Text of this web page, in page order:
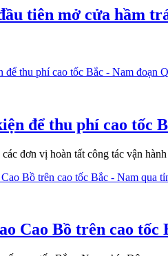
tiên mở cửa hầm
để thu phí cao tốc
đơn vị hoàn tất công tác vận
Cao Bồ trên cao